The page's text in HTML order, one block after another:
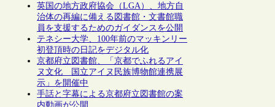
英国の地方政府協会（LGA）、地方自
治体の再編に備える図書館・文書館職
員を支援するためのガイダンスを公開
テネシー大学、100年前のマッキンリー
初登頂時の日記をデジタル化
京都府立図書館、「京都でふれるアイ
ヌ文化 国立アイヌ民族博物館連携展
示」を開催中
手話と字幕による京都府立図書館の案
内動画が公開